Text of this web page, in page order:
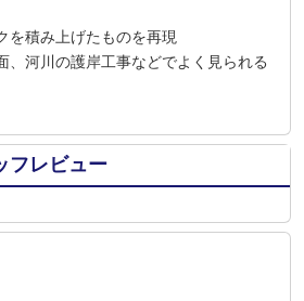
を積み上げたものを再現
、河川の護岸工事などでよく見られる
フレビュー